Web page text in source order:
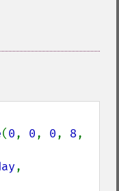
(0, 0, 0, 8